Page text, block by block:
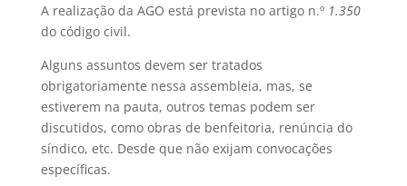
A realização da AGO está prevista no artigo n.º1.350
do código civil.
Alguns assuntos devem ser tratados
obrigatoriamente nessa assembleia, mas, se
estiverem na pauta, outros temas podem ser
discutidos, como obras de benfeitoria, renúncia do
síndico, etc. Desde que não exijam convocações
específicas.